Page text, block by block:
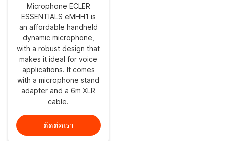
Microphone ECLER
ESSENTIALS eMHH1 is
an affordable handheld
dynamic microphone,
with a robust design that
makes it ideal for voice
applications. It comes
with a microphone stand
adapter and a 6m XLR
cable.
ติดต่อเรา